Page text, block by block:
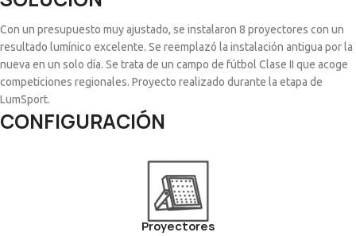
Con un presupuesto muy ajustado, se instalaron 8 proyectores con un
resultado lumínico excelente. Se reemplazó la instalación antigua por la
nueva en un solo día. Se trata de un campo de fútbol Clase II que acoge
competiciones regionales. Proyecto realizado durante la etapa de
LumSport.
CONFIGURACIÓN
Proyectores